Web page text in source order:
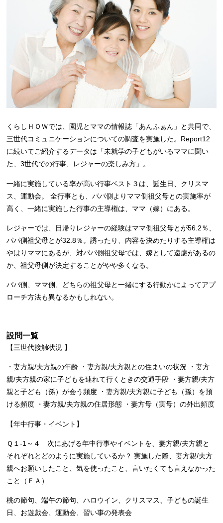
くらしＨＯＷでは、園児とママの情報誌「あんふぁん」と共同で、
三世代コミュニケーションについての調査を実施した。Report12
に続いてご紹介するデータは「未就学の子どもがいるママに聞い
た、3世代での行事、レジャーの楽しみ方」。
一緒に実施している率が高い行事ベスト３は、誕生日、クリスマ
ス、運動会。 全行事とも、パパ側よりママ側祖父母との実施率が
高く、一緒に実施した行事の主導権は、ママ（嫁）にある。
レジャーでは、日帰りレジャーの経験はママ側祖父母とが56.2％、
パパ側祖父母とが32.8％。誘ったり、内容を決めたりする主導権は
やはりママにあるが、対パパ側祖父母では、嫁として遠慮があるの
か、祖父母側が決定することがやや多くなる。
パパ側、ママ側、どちらの祖父母と一緒にする行動かによってアプ
ローチ方法も異なるかもしれない。
設問一覧
【三世代接触状況 】
・妻方親/夫方親の年齢 ・妻方親/夫方親との住まいの状況 ・妻方
親/夫方親の家に子どもを連れて行くときの交通手段 ・妻方親/夫方
親と子ども（孫）が会う頻度 ・妻方親/夫方親に子ども（孫）を預
ける頻度 ・妻方親/夫方親の住居形態 ・妻方母（実母）の外出頻度
【年中行事・イベント】
Ｑ１-1～４ 次にあげる年中行事やイベントを、妻方親/夫方親と
それぞれとどのように実施しているか？ 実施した際、妻方親/夫方
親へお願いしたこと、気を使ったこと、言いたくても言えなかった
こと（ＦＡ）
桃の節句、端午の節句、ハロウイン、クリスマス、子どもの誕生
日、お遊戯会、運動会、習い事の発表会